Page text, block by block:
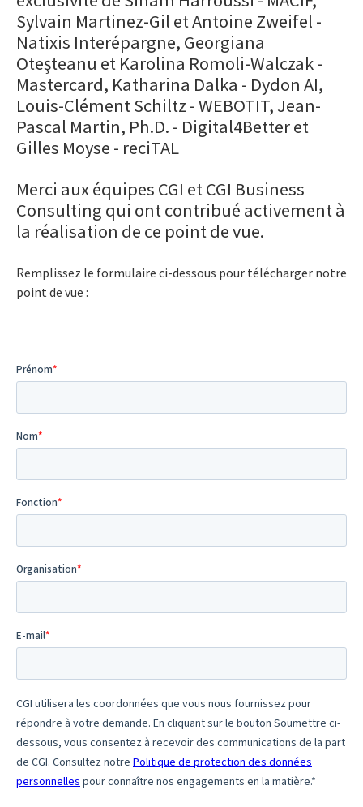
Sylvain Martinez-Gil et Antoine Zweifel -
Natixis Interépargne, Georgiana
Oteşteanu et Karolina Romoli-Walczak -
Mastercard, Katharina Dalka - Dydon AI,
Louis-Clément Schiltz - WEBOTIT, Jean-
Pascal Martin, Ph.D. - Digital4Better et
Gilles Moyse - reciTAL
Merci aux équipes CGI et CGI Business
Consulting qui ont contribué activement à
la réalisation de ce point de vue.
Remplissez le formulaire ci-dessous pour télécharger notre
point de vue :